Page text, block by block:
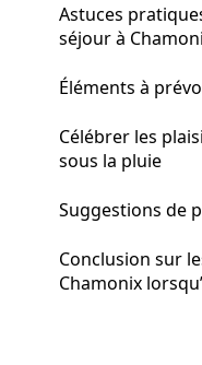
Astuces
séjour à
Éléments à
Célébrer les
sous la pluie
Suggestions de
Conclusion sur
Chamonix